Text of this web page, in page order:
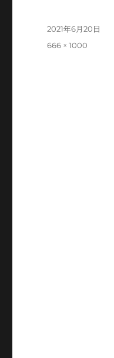
投
2021年6月20日
フ
666 × 1000